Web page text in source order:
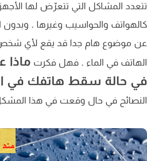
المشاكل التي تتعرّض لها الأجهزة
والحواسيب وغيرها . وبدون
موضوع هام جدا قد يقع لأي
في الماء . فهل فكرتماذا
حالة سقط هاتفك في
في حال وقعت في هذا المشكل.